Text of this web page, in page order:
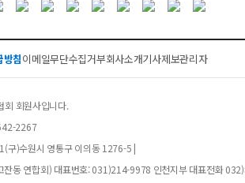
침이메일무단수집거부회사소개기사제보관리자
회 회원사입니다.
2267
구)수원시 영통구 이의동 1276-5 |
동 연합회) 대표번호: 031)214-9978 인천지부 대표전화